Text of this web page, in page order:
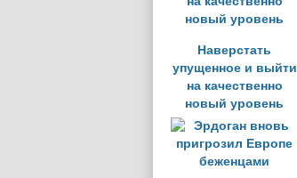
Наверстать
упущенное и выйти
на качественно
новый уровень